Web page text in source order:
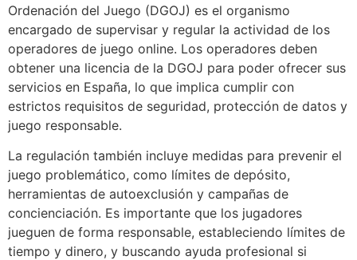
Ordenación del Juego (DGOJ) es el organismo
encargado de supervisar y regular la actividad de los
operadores de juego online. Los operadores deben
obtener una licencia de la DGOJ para poder ofrecer sus
servicios en España, lo que implica cumplir con
estrictos requisitos de seguridad, protección de datos y
juego responsable.
La regulación también incluye medidas para prevenir el
juego problemático, como límites de depósito,
herramientas de autoexclusión y campañas de
concienciación. Es importante que los jugadores
jueguen de forma responsable, estableciendo límites de
tiempo y dinero, y buscando ayuda profesional si